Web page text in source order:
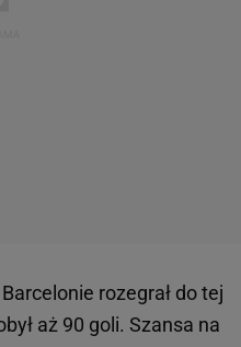
rozegrał do tej
aż 90 goli. Szansa na